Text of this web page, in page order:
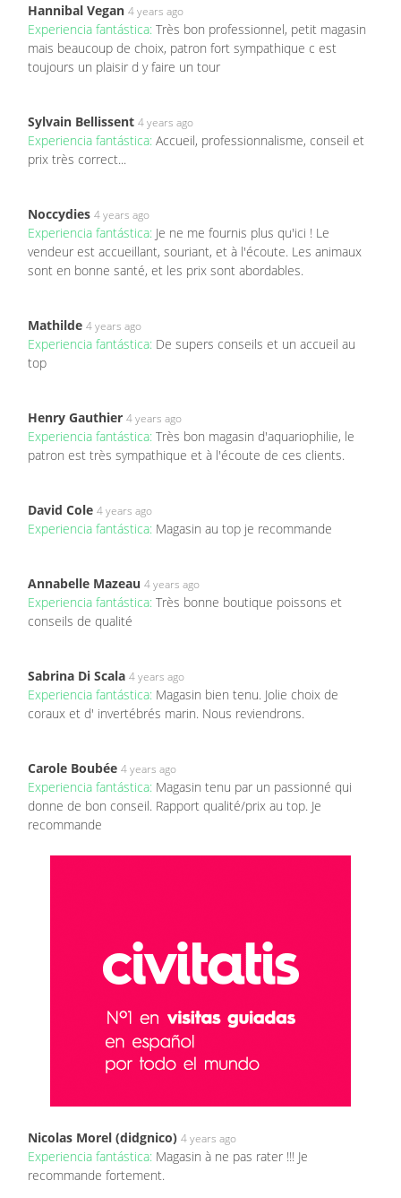
Hannibal Vegan 4 years ago
Experiencia fantástica: Très bon professionnel, petit magasin
mais beaucoup de choix, patron fort sympathique c est
toujours un plaisir d y faire un tour
Sylvain Bellissent 4 years ago
Experiencia fantástica: Accueil, professionnalisme, conseil et
prix très correct...
Noccydies 4 years ago
Experiencia fantástica: Je ne me fournis plus qu'ici ! Le
vendeur est accueillant, souriant, et à l'écoute. Les animaux
sont en bonne santé, et les prix sont abordables.
Mathilde 4 years ago
Experiencia fantástica: De supers conseils et un accueil au
top
Henry Gauthier 4 years ago
Experiencia fantástica: Très bon magasin d'aquariophilie, le
patron est très sympathique et à l'écoute de ces clients.
David Cole 4 years ago
Experiencia fantástica: Magasin au top je recommande
Annabelle Mazeau 4 years ago
Experiencia fantástica: Très bonne boutique poissons et
conseils de qualité
Sabrina Di Scala 4 years ago
Experiencia fantástica: Magasin bien tenu. Jolie choix de
coraux et d' invertébrés marin. Nous reviendrons.
Carole Boubée 4 years ago
Experiencia fantástica: Magasin tenu par un passionné qui
donne de bon conseil. Rapport qualité/prix au top. Je
recommande
Nicolas Morel (didgnico) 4 years ago
Experiencia fantástica: Magasin à ne pas rater !!! Je
recommande fortement.